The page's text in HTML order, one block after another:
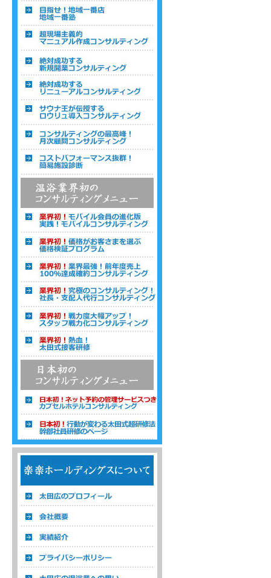
温浴経営コンサルタント 株式会社楽楽ホ